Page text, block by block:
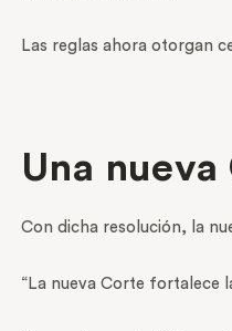
Las reglas ahora otorgan
Una
Con dicha resolución, la
“La nueva Corte fortalece